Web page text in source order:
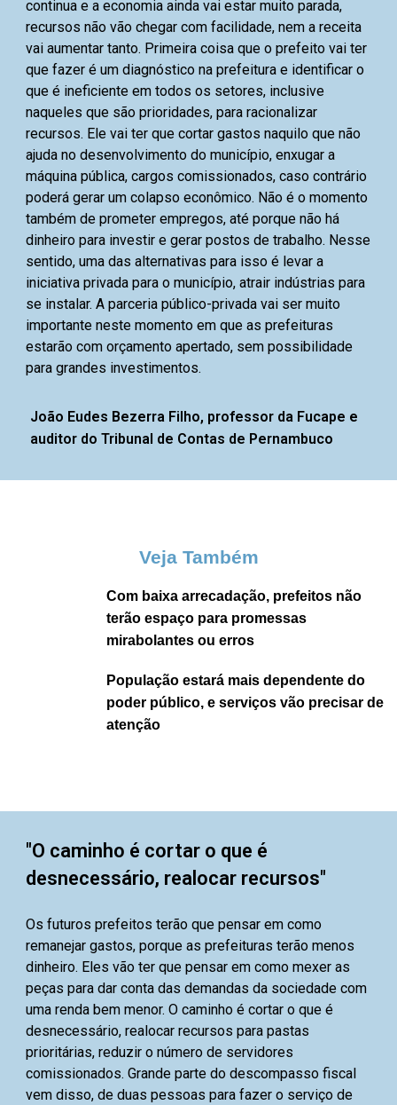
continua e a economia ainda vai estar muito parada,
recursos não vão chegar com facilidade, nem a receita
vai aumentar tanto. Primeira coisa que o prefeito vai ter
que fazer é um diagnóstico na prefeitura e identificar o
que é ineficiente em todos os setores, inclusive
naqueles que são prioridades, para racionalizar
recursos. Ele vai ter que cortar gastos naquilo que não
ajuda no desenvolvimento do município, enxugar a
máquina pública, cargos comissionados, caso contrário
poderá gerar um colapso econômico. Não é o momento
também de prometer empregos, até porque não há
dinheiro para investir e gerar postos de trabalho. Nesse
sentido, uma das alternativas para isso é levar a
iniciativa privada para o município, atrair indústrias para
se instalar. A parceria público-privada vai ser muito
importante neste momento em que as prefeituras
estarão com orçamento apertado, sem possibilidade
para grandes investimentos.
João Eudes Bezerra Filho, professor da Fucape e
auditor do Tribunal de Contas de Pernambuco
Veja Também
Com baixa arrecadação, prefeitos não
terão espaço para promessas
mirabolantes ou erros
População estará mais dependente do
poder público, e serviços vão precisar de
atenção
"O caminho é cortar o que é
desnecessário, realocar recursos"
Os futuros prefeitos terão que pensar em como
remanejar gastos, porque as prefeituras terão menos
dinheiro. Eles vão ter que pensar em como mexer as
peças para dar conta das demandas da sociedade com
uma renda bem menor. O caminho é cortar o que é
desnecessário, realocar recursos para pastas
prioritárias, reduzir o número de servidores
comissionados. Grande parte do descompasso fiscal
vem disso, de duas pessoas para fazer o serviço de